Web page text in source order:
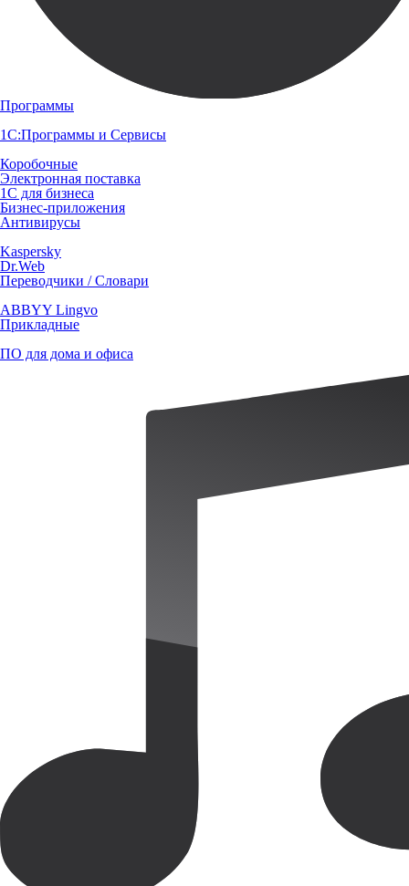
Программы
1С:Программы и Сервисы
Коробочные
Электронная поставка
1С для бизнеса
Бизнес-приложения
Антивирусы
Kaspersky
Dr.Web
Переводчики / Словари
ABBYY Lingvo
Прикладные
ПО для дома и офиса